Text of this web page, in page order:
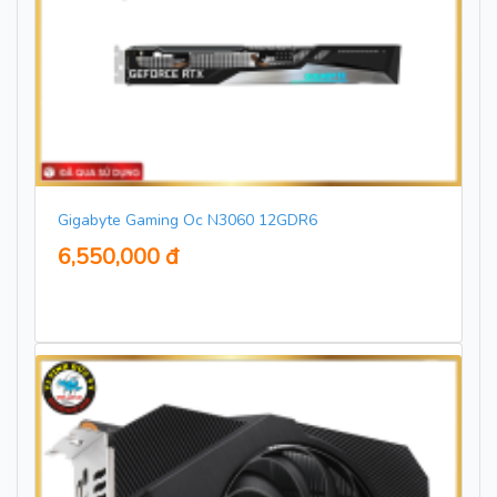
Gigabyte Gaming Oc N3060 12GDR6
6,550,000 đ